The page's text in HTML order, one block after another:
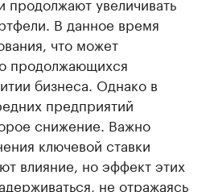
В данное время
что может
продолжающихся
бизнеса. Однако в
предприятий
снижение. Важно
ключевой ставки
влияние, но эффект этих
не отражаясь